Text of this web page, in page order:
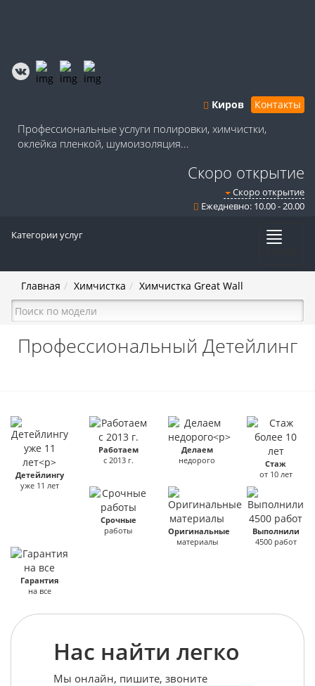
Киров Контакты
Профессиональные услуги полировки, химчистки,
оклейка пленкой, шумоизоляция...
Скоро открытие
Скоро открытие
Ежедневно: 10.00 - 20.00
Категории услуг
Главная Химчистка Химчистка Great Wall
Профессиональный Детейлинг
Детейлингу
уже 11 лет
Работаем
с 2013 г.
Делаем
недорого
Стаж
от 10 лет
Срочные
работы
Оригинальные
материалы
Выполнили
4500 работ
Гарантия
на все
Нас найти легко
Мы онлайн, пишите, звоните